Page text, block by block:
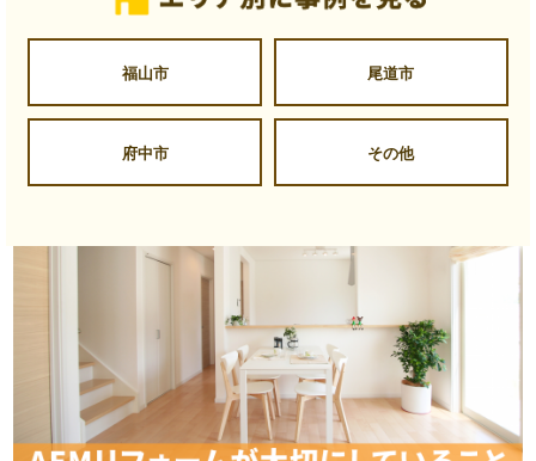
福山市 尾道市
府中市 その他